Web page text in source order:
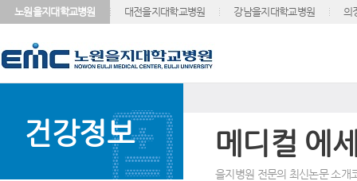
노원을지대학교병원 대전을지대학교병원 강남을지대학교병원 의
건강정보 메디컬 에
을지병원 전문의 최신논문 소개